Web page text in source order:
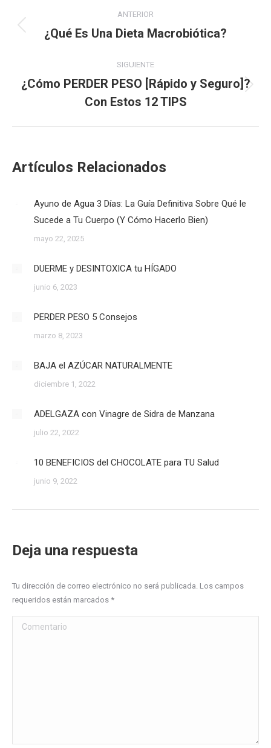
entre
publicaciones
ANTERIOR
Publicación
¿Qué Es Una Dieta Macrobiótica?
SIGUIENTE
Publicación
siguiente:
¿Cómo PERDER PESO [Rápido y Seguro]?
Con Estos 12 TIPS
Artículos Relacionados
Ayuno de Agua 3 Días: La Guía Definitiva Sobre Qué le
Sucede a Tu Cuerpo (Y Cómo Hacerlo Bien)
mayo 22, 2025
DUERME y DESINTOXICA tu HÍGADO
junio 6, 2023
PERDER PESO 5 Consejos
marzo 8, 2023
BAJA el AZÚCAR NATURALMENTE
diciembre 1, 2022
ADELGAZA con Vinagre de Sidra de Manzana
julio 22, 2022
10 BENEFICIOS del CHOCOLATE para TU Salud
junio 9, 2022
Deja una respuesta
Tu dirección de correo electrónico no será publicada. Los campos
requeridos están marcados *
Comentario